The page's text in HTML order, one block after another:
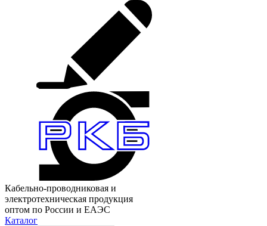
Кабельно-проводниковая и
электротехническая продукция
оптом по России и ЕАЭС
Каталог